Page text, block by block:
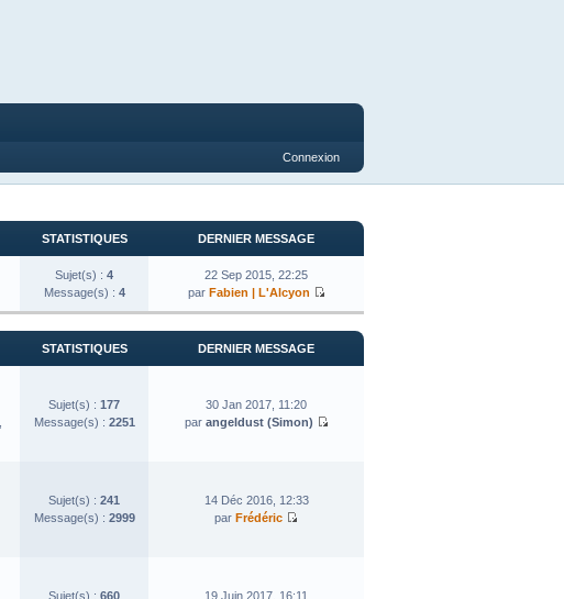
Connexion
STATISTIQUES DERNIER MESSAGE
Sujet(s) : 4
Message(s) : 4
22 Sep 2015, 22:25
par Fabien | L'Alcyon
STATISTIQUES DERNIER MESSAGE
Sujet(s) : 177
Message(s) : 2251
30 Jan 2017, 11:20
par angeldust (Simon)
Sujet(s) : 241
Message(s) : 2999
14 Déc 2016, 12:33
par Frédéric
Sujet(s) : 660
19 Juin 2017, 16:11